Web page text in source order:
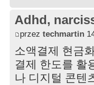
Adhd,
przez techmartin
소액결제 현금
결제 한도를 활
나 디지털 콘텐